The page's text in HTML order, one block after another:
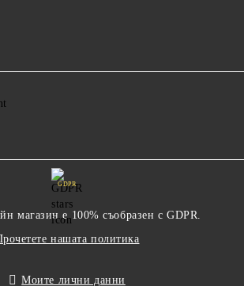
GDPR
магазин е 100% съобразен с GDPR.
нашата политика
Моите лични данни